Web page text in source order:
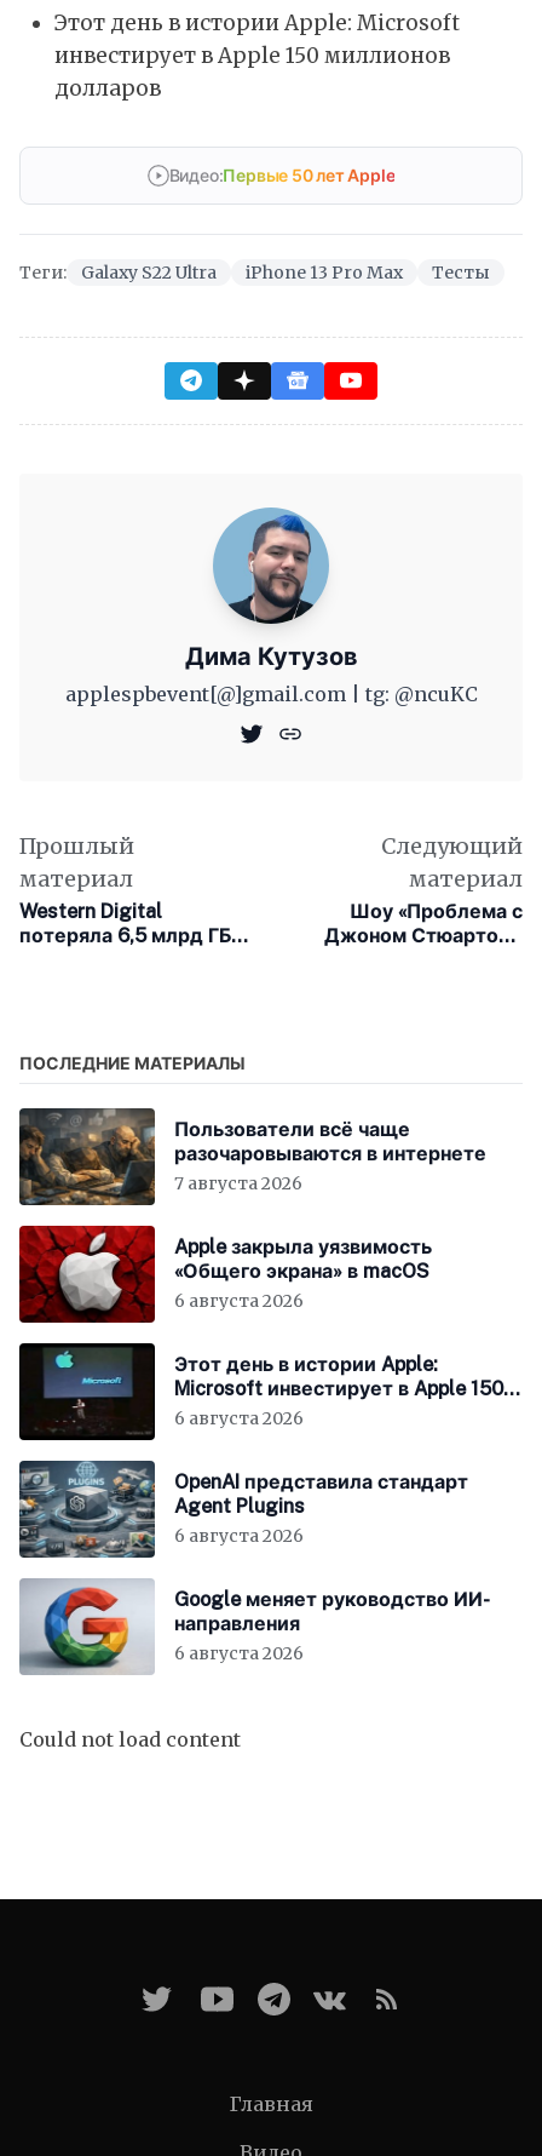
Этот день в истории Apple: Microsoft
инвестирует в Apple 150 миллионов
долларов
Видео:Первые 50 лет Apple
Теги: Galaxy S22 Ultra iPhone 13 Pro Max Тесты
Дима Кутузов
applespbevent[@]gmail.com | tg: @ncuKC
Прошлый
материал
Western Digital
потеряла 6,5 млрд ГБ
Следующий
материал
Шоу «Проблема с
Джоном Стюартом»
ПОСЛЕДНИЕ МАТЕРИАЛЫ
Пользователи всё чаще
разочаровываются в интернете
7 августа 2026
Apple закрыла уязвимость
«Общего экрана» в macOS
6 августа 2026
Этот день в истории Apple:
Microsoft инвестирует в Apple 150
миллионов долларов
6 августа 2026
OpenAI представила стандарт
Agent Plugins
6 августа 2026
Google меняет руководство ИИ-
направления
6 августа 2026
Could not load content
Главная